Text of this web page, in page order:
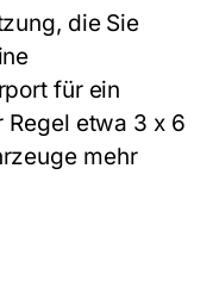
die Sie
für ein
Regel etwa 3 x 6
mehr